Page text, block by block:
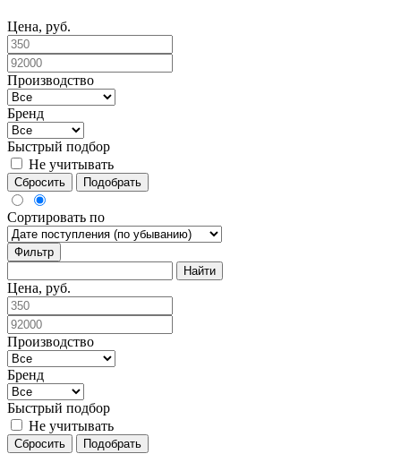
Цена, руб.
Производство
Бренд
Быстрый подбор
Не учитывать
Сбросить Подобрать
Сортировать по
Фильтр
Цена, руб.
Производство
Бренд
Быстрый подбор
Не учитывать
Сбросить Подобрать